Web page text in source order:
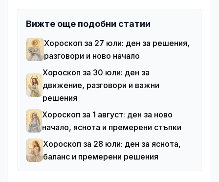
Вижте още подобни статии
Хороскоп за 27 юли: ден за решения,
разговори и ново начало
Хороскоп за 30 юли: ден за
движение, разговори и важни
решения
Хороскоп за 1 август: ден за ново
начало, яснота и премерени стъпки
Хороскоп за 28 юли: ден за яснота,
баланс и премерени решения